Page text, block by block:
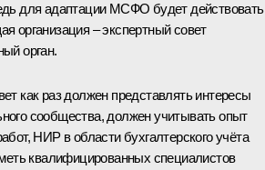
для адаптации МСФО будет действовать
организация – экспертный совет
орган.
как раз должен представлять интересы
сообщества, должен учитывать опыт
НИР в области бухгалтерского учёта
квалифицированных специалистов